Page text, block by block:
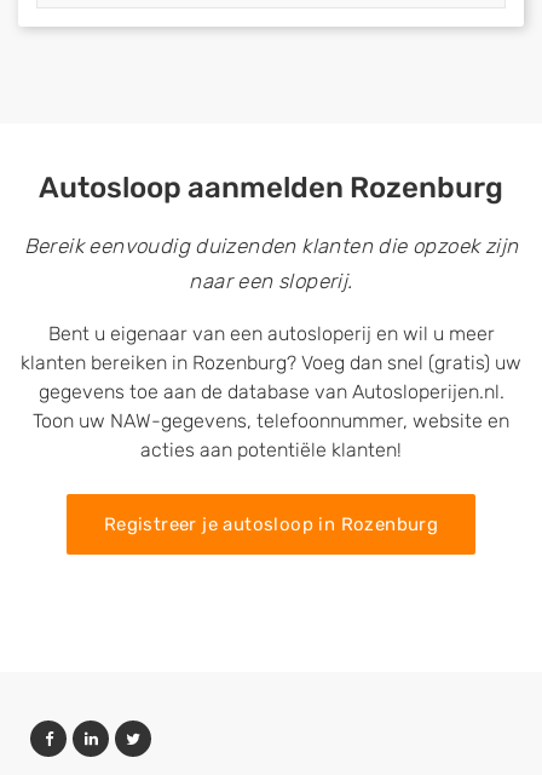
Autosloop aanmelden Rozenburg
Bereik eenvoudig duizenden klanten die opzoek zijn
naar een sloperij.
Bent u eigenaar van een autosloperij en wil u meer
klanten bereiken in Rozenburg? Voeg dan snel (gratis) uw
gegevens toe aan de database van Autosloperijen.nl.
Toon uw NAW-gegevens, telefoonnummer, website en
acties aan potentiële klanten!
Registreer je autosloop in Rozenburg